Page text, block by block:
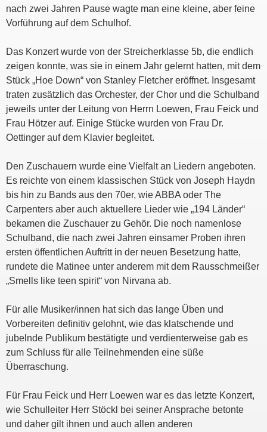
nach zwei Jahren Pause wagte man eine kleine, aber feine
Vorführung auf dem Schulhof.
Das Konzert wurde von der Streicherklasse 5b, die endlich
zeigen konnte, was sie in einem Jahr gelernt hatten, mit dem
Stück „Hoe Down“ von Stanley Fletcher eröffnet. Insgesamt
traten zusätzlich das Orchester, der Chor und die Schulband
jeweils unter der Leitung von Herrn Loewen, Frau Feick und
Frau Hötzer auf. Einige Stücke wurden von Frau Dr.
Oettinger auf dem Klavier begleitet.
Den Zuschauern wurde eine Vielfalt an Liedern angeboten.
Es reichte von einem klassischen Stück von Joseph Haydn
bis hin zu Bands aus den 70er, wie ABBA oder The
Carpenters aber auch aktuellere Lieder wie „194 Länder“
bekamen die Zuschauer zu Gehör. Die noch namenlose
Schulband, die nach zwei Jahren einsamer Proben ihren
ersten öffentlichen Auftritt in der neuen Besetzung hatte,
rundete die Matinee unter anderem mit dem Rausschmeißer
„Smells like teen spirit“ von Nirvana ab.
Für alle Musiker/innen hat sich das lange Üben und
Vorbereiten definitiv gelohnt, wie das klatschende und
jubelnde Publikum bestätigte und verdienterweise gab es
zum Schluss für alle Teilnehmenden eine süße
Überraschung.
Für Frau Feick und Herr Loewen war es das letzte Konzert,
wie Schulleiter Herr Stöckl bei seiner Ansprache betonte
und daher gilt ihnen und auch allen anderen